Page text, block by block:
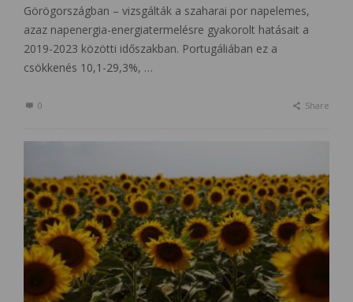
Görögországban – vizsgálták a szaharai por napelemes,
azaz napenergia-energiatermelésre gyakorolt hatásait a
2019-2023 közötti időszakban. Portugáliában ez a
csökkenés 10,1-29,3%, …
0 Share